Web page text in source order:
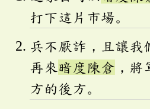
打下這片市場。
兵不厭詐，且讓我
再來暗度陳倉 ，
方的後方。